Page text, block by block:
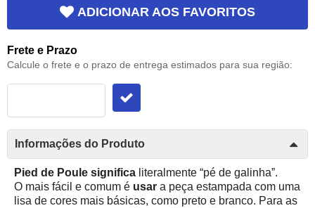
ADICIONAR AOS FAVORITOS
Frete e Prazo
Calcule o frete e o prazo de entrega estimados para sua região:
Informações do Produto
Pied de Poule significa literalmente “pé de galinha”.
O mais fácil e comum é usar a peça estampada com uma
lisa de cores mais básicas, como preto e branco. Para as